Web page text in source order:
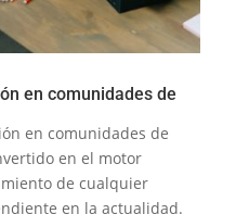
en comunidades de
en comunidades de
en el motor
de cualquier
en la actualidad.